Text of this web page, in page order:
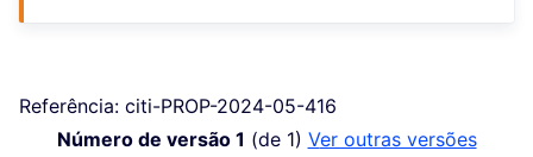
Referência: citi-PROP-2024-05-416
Número de versão 1 (de 1) ver outras versões